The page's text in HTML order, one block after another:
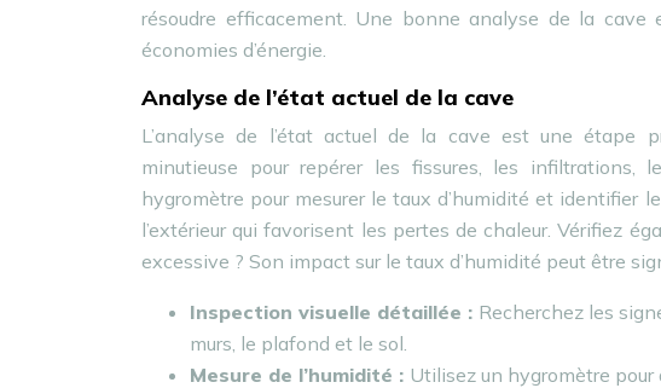
résoudre efficacement. Une bonne analyse de la
économies d’énergie.
Analyse de l’état actuel de la cave
L’analyse de l’état actuel de la cave est une étape
minutieuse pour repérer les fissures, les infiltrations,
hygromètre pour mesurer le taux d’humidité et identifier
l’extérieur qui favorisent les pertes de chaleur. Vérifiez
excessive ? Son impact sur le taux d’humidité peut être
Inspection visuelle détaillée : Recherchez les
murs, le plafond et le sol.
Mesure de l’humidité : Utilisez un hygromètre